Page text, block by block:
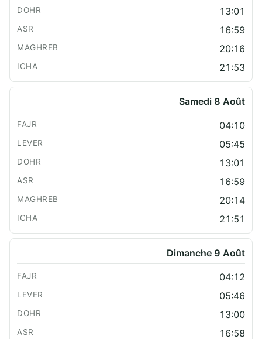
13:01
16:59
20:16
21:53
Samedi 8 Août
04:10
05:45
13:01
16:59
20:14
21:51
Dimanche 9 Août
04:12
05:46
13:00
16:58